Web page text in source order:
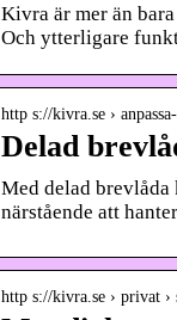
Kivra är mer än
Och ytterligare
http s://kivra.se ›
Delad
Med delad brevlåda
närstående att
http s://kivra.se › privat ›